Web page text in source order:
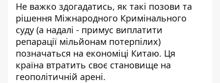
Не важко здогадатись, як такі позови та
рішення Міжнародного Кримінального
суду (а надалі - примус виплатити
репарації мільйонам потерпілих)
позначаться на економіці Китаю. Ця
країна втратить своє становище на
геополітичній арені.